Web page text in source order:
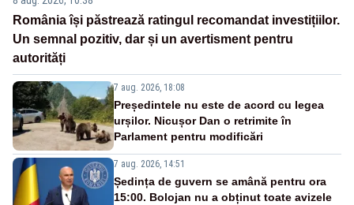
România își păstrează ratingul recomandat investițiilor.
Un semnal pozitiv, dar și un avertisment pentru
autorități
7 aug. 2026, 18:08
Președintele nu este de acord cu legea
urșilor. Nicușor Dan o retrimite în
Parlament pentru modificări
7 aug. 2026, 14:51
Ședința de guvern se amână pentru ora
15:00. Bolojan nu a obținut toate avizele